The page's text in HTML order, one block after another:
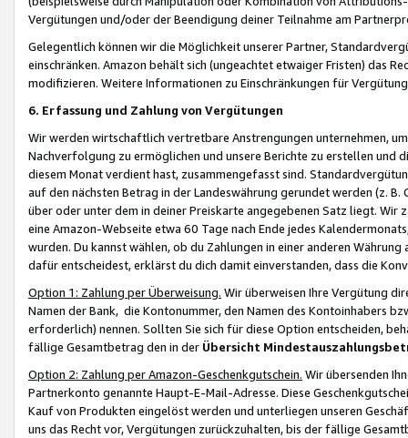
Vergütungen und/oder der Beendigung deiner Teilnahme am
Gelegentlich können wir die Möglichkeit unserer Partner,
einschränken. Amazon behält sich (ungeachtet etwaiger Fristen) das
modifizieren. Weitere Informationen zu Einschränkungen für
6. Erfassung und Zahlung von Vergütungen
Wir werden wirtschaftlich vertretbare Anstrengungen unternehmen,
Nachverfolgung zu ermöglichen und unsere Berichte zu erstellen und
diesem Monat verdient hast, zusammengefasst sind.
auf den nächsten Betrag in der Landeswährung gerundet werden (z.
über oder unter dem in deiner Preiskarte angegebenen Satz liegt.
eine Amazon-Webseite etwa 60 Tage nach Ende jedes
wurden. Du kannst wählen, ob du Zahlungen in einer anderen
dafür entscheidest, erklärst du dich damit einverstanden, dass die
Option 1: Zahlung per Überweisung. Wir überweisen Ihre Vergütung
Namen der Bank, die Kontonummer, den Namen des Kontoinhabers
erforderlich) nennen. Sollten Sie sich für diese Option entscheiden,
fällige Gesamtbetrag den in der Übersicht
Option 2: Zahlung per Amazon-Geschenkgutschein. Wir übersenden
Partnerkonto genannte Haupt-E-Mail-Adresse. Diese
Kauf von Produkten eingelöst werden und unterliegen unseren
uns das Recht vor, Vergütungen zurückzuhalten, bis der fällige